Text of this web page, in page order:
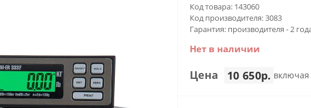
Код товара: 143060
Код производителя: 3083
Гарантия: производителя - 2
Нет в наличии
Цена 10 650р.